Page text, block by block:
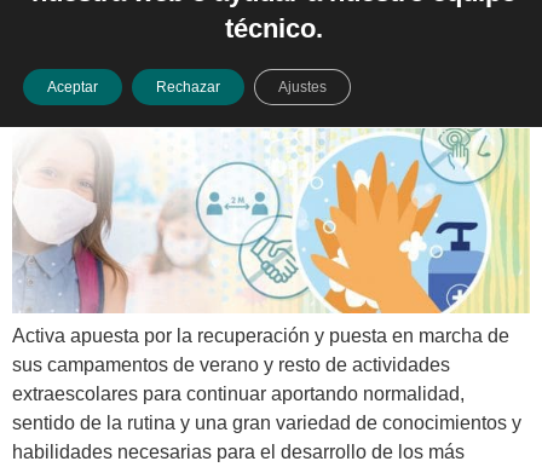
Activa apuesta por la recuperación y puesta en marcha de
sus campamentos de verano y resto de actividades
extraescolares para continuar aportando normalidad,
sentido de la rutina y una gran variedad de conocimientos y
habilidades necesarias para el desarrollo de los más
técnico.
Aceptar Rechazar Ajustes